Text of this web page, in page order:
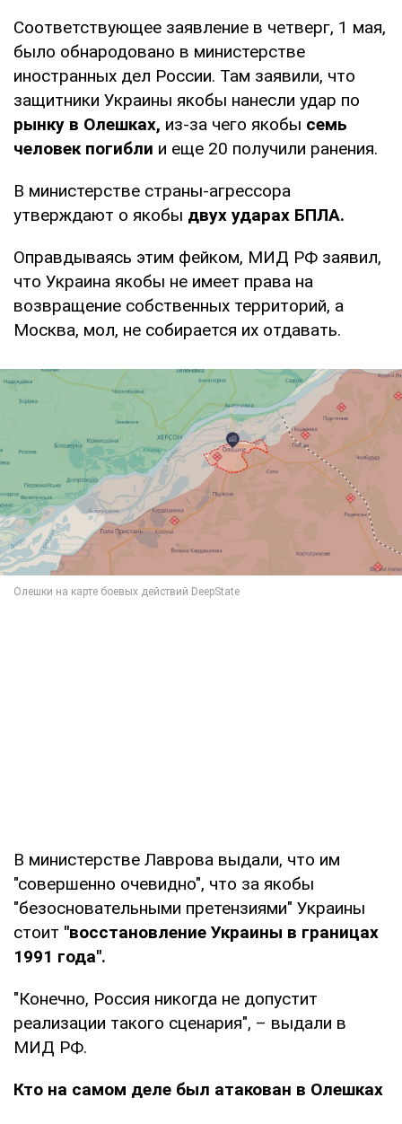
Соответствующее заявление в четверг, 1 мая,
было обнародовано в министерстве
иностранных дел России. Там заявили, что
защитники Украины якобы нанесли удар по
рынку в Олешках, из-за чего якобы семь
человек погибли и еще 20 получили ранения.
В министерстве страны-агрессора
утверждают о якобы двух ударах БПЛА.
Оправдываясь этим фейком, МИД РФ заявил,
что Украина якобы не имеет права на
возвращение собственных территорий, а
Москва, мол, не собирается их отдавать.
В министерстве Лаврова выдали, что им
"совершенно очевидно", что за якобы
"безосновательными претензиями" Украины
стоит "восстановление Украины в границах
1991 года".
"Конечно, Россия никогда не допустит
реализации такого сценария", – выдали в
МИД РФ.
Кто на самом деле был атакован в Олешках